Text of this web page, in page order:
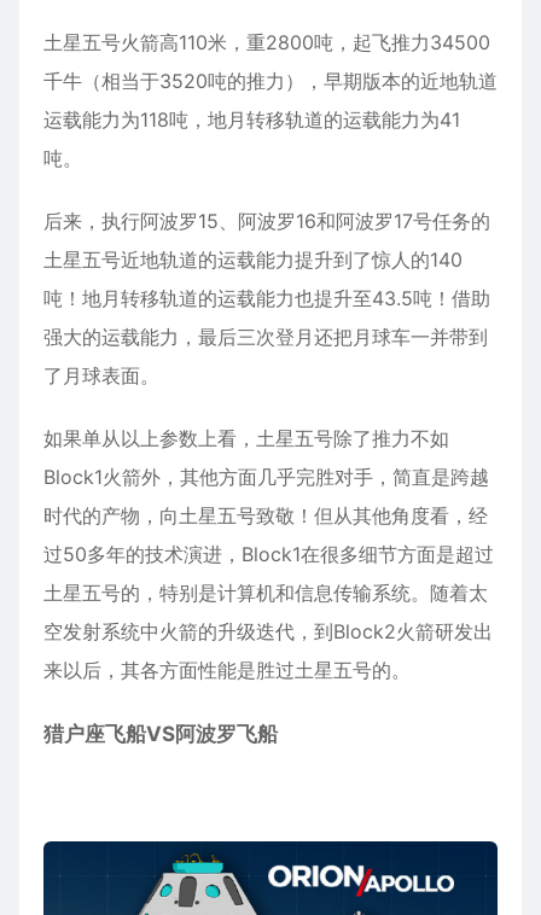
土星五号火箭高110米，重2800吨，起飞推力34500
千牛（相当于3520吨的推力），早期版本的近地轨道
运载能力为118吨，地月转移轨道的运载能力为41
吨。
后来，执行阿波罗15、阿波罗16和阿波罗17号任务的
土星五号近地轨道的运载能力提升到了惊人的140
吨！地月转移轨道的运载能力也提升至43.5吨！借助
强大的运载能力，最后三次登月还把月球车一并带到
了月球表面。
如果单从以上参数上看，土星五号除了推力不如
Block1火箭外，其他方面几乎完胜对手，简直是跨越
时代的产物，向土星五号致敬！但从其他角度看，经
过50多年的技术演进，Block1在很多细节方面是超过
土星五号的，特别是计算机和信息传输系统。随着太
空发射系统中火箭的升级迭代，到Block2火箭研发出
来以后，其各方面性能是胜过土星五号的。
猎户座飞船VS阿波罗飞船